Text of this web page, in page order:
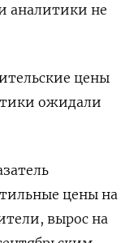
аналитики не
цены
ожидали
цены на
вырос на